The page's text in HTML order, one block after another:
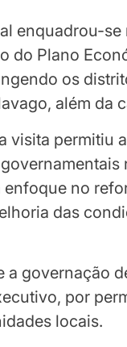
enquadrou-
do Plano
os
além da
visita permitiu
no
das
a governação
por
locais.